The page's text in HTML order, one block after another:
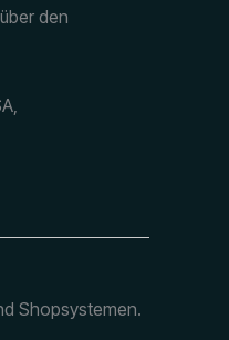
den
Shopsystemen.